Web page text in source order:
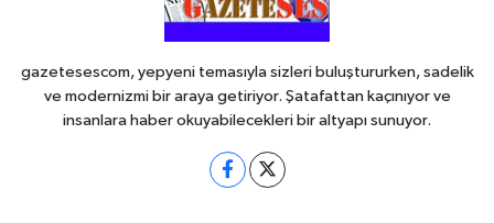
gazetesescom, yepyeni temasıyla sizleri buluştururken, sadelik
ve modernizmi bir araya getiriyor. Şatafattan kaçınıyor ve
insanlara haber okuyabilecekleri bir altyapı sunuyor.